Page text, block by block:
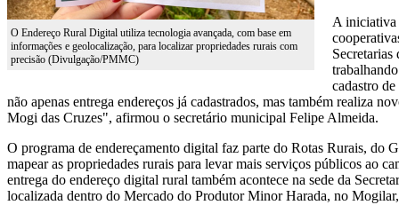
O Endereço Rural Digital utiliza tecnologia avançada, com base em
informações e geolocalização, para localizar propriedades rurais com
precisão (Divulgação/PMMC)
A iniciativa
Secretarias
cadastro
não apenas entrega endereços já cadastrados, mas também realiza
Mogi das Cruzes", afirmou o secretário municipal Felipe Almeida.
O programa de endereçamento digital faz parte do Rotas Rurais, do
mapear as propriedades rurais para levar mais serviços públicos ao
entrega do endereço digital rural também acontece na sede da
localizada dentro do Mercado do Produtor Minor Harada, no